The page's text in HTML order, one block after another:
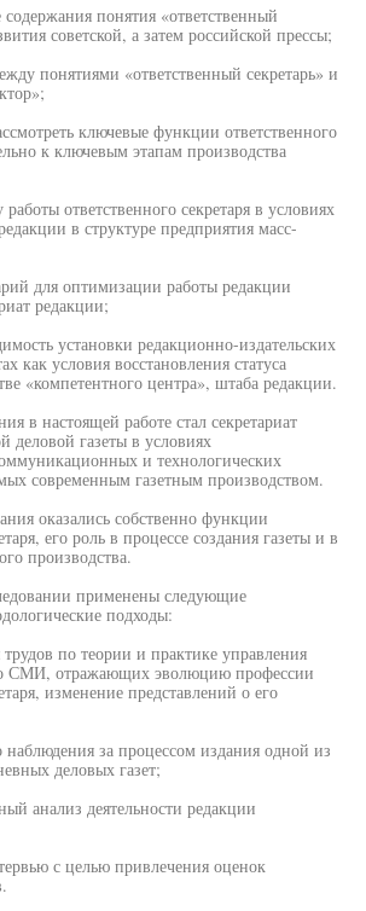
понятия «ответственный
советской, а затем российской прессы;
понятиями «ответственный секретарь» и
ключевые функции ответственного
к ключевым этапам производства
ответственного секретаря в условиях
в структуре предприятия масс-
для оптимизации работы редакции
редакции;
установки редакционно-издательских
как условия восстановления статуса
«компетентного центра», штаба редакции.
в настоящей работе стал секретариат
деловой газеты в условиях
и технологических
современным газетным производством.
оказались собственно функции
его роль в процессе создания газеты и в
производства.
применены следующие
подходы:
по теории и практике управления
СМИ, отражающих эволюцию профессии
изменение представлений о его
наблюдения за процессом издания одной из
деловых газет;
анализ деятельности редакции
с целью привлечения оценок